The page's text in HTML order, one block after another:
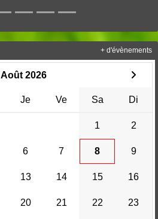
Août 2026
Je Ve Sa Di
1 2
6 7 8 9
13 14 15 16
20 21 22 23
+ d'évènements